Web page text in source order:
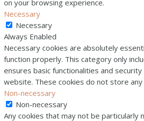
on your browsing experience.
Necessary
Necessary
Always Enabled
Necessary cookies are absolutely
function properly. This category only
ensures basic functionalities and
website. These cookies do not store
Non-necessary
Non-necessary
Any cookies that may not be particularly